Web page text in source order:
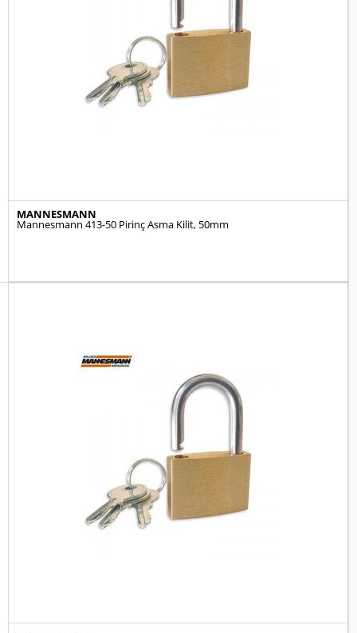
MANNESMANN
Mannesmann 413-50 Pirinç Asma Kilit, 50mm